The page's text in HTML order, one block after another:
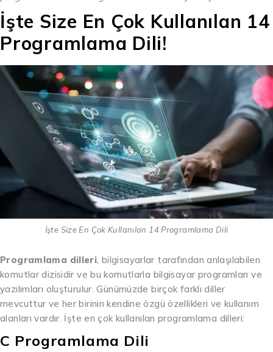
İşte Size En Çok Kullanılan 14
Programlama Dili!
İşte Size En Çok Kullanılan 14 Programlama Dili
Programlama dilleri, bilgisayarlar tarafından anlaşılabilen
komutlar dizisidir ve bu komutlarla bilgisayar programları ve
yazılımları oluşturulur. Günümüzde birçok farklı diller
mevcuttur ve her birinin kendine özgü özellikleri ve kullanım
alanları vardır. İşte en çok kullanılan programlama dilleri:
C Programlama Dili